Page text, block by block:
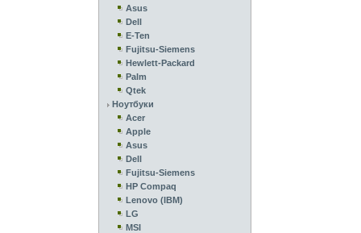
Asus
Dell
E-Ten
Fujitsu-Siemens
Hewlett-Packard
Palm
Qtek
Ноутбуки
Acer
Apple
Asus
Dell
Fujitsu-Siemens
HP Compaq
Lenovo (IBM)
LG
MSI